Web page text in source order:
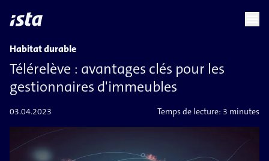
languagechevron_right
Habitat durable
Télérelève : avantages clés pour les
gestionnaires d'immeubles
03.04.2023 Temps de lecture: 3 minutes